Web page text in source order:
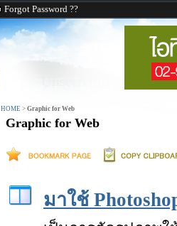
Forgot Password ??
HOME > Graphic for Web
Graphic for Web
มาใช้